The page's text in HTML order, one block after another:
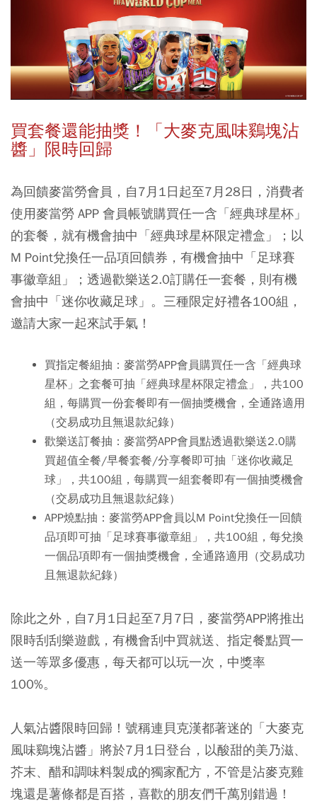
買套餐還能抽獎！「大麥克風味鷄塊沾
醬」限時回歸
為回饋麥當勞會員，自7月1日起至7月28日，消費者
使用麥當勞 APP 會員帳號購買任一含「經典球星杯」
的套餐，就有機會抽中「經典球星杯限定禮盒」；以
M Point兌換任一品項回饋券，有機會抽中「足球賽
事徽章組」；透過歡樂送2.0訂購任一套餐，則有機
會抽中「迷你收藏足球」。三種限定好禮各100組，
邀請大家一起來試手氣！
買指定餐組抽： 麥當勞APP會員購買任一含「經典球
星杯」之套餐可抽「經典球星杯限定禮盒」，共100
組，每購買一份套餐即有一個抽獎機會，全通路適用
（交易成功且無退款紀錄）
歡樂送訂餐抽： 麥當勞APP會員點透過歡樂送2.0購
買超值全餐/早餐套餐/分享餐即可抽「迷你收藏足
球」，共100組，每購買一組套餐即有一個抽獎機會
（交易成功且無退款紀錄）
APP燒點抽： 麥當勞APP會員以M Point兌換任一回饋
品項即可抽「足球賽事徽章組」，共100組，每兌換
一個品項即有一個抽獎機會，全通路適用（交易成功
且無退款紀錄）
除此之外，自7月1日起至7月7日，麥當勞APP將推出
限時刮刮樂遊戲，有機會刮中買就送、指定餐點買一
送一等眾多優惠，每天都可以玩一次，中獎率
100%。
人氣沾醬限時回歸！號稱連貝克漢都著迷的「大麥克
風味鷄塊沾醬」將於7月1日登台，以酸甜的美乃滋、
芥末、醋和調味料製成的獨家配方，不管是沾麥克雞
塊還是薯條都是百搭，喜歡的朋友們千萬別錯過！